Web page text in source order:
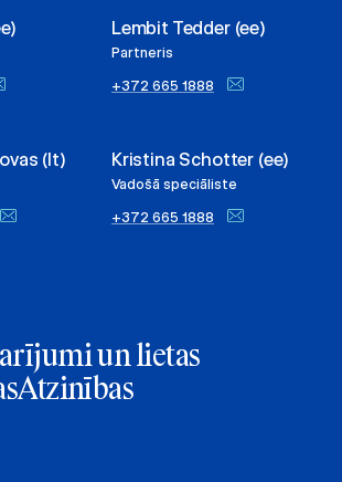
(lt)
Lembit Tedder (ee)
Partneris
+372 665 1888
Kristina Schotter (ee)
Vadošā speciāliste
+372 665 1888
un lietas
Atzinības